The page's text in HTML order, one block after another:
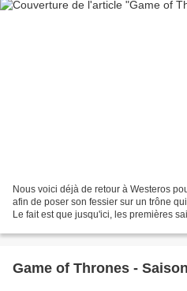
Nous voici déjà de retour à Westeros
afin de poser son fessier sur un trône
Le fait est que jusqu'ici, les premières
Game of Thrones -